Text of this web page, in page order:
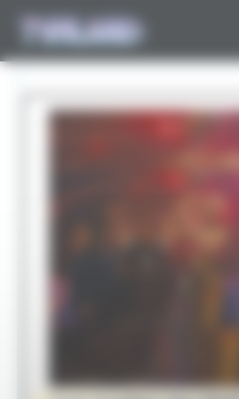
Panneau de gestion des cookies